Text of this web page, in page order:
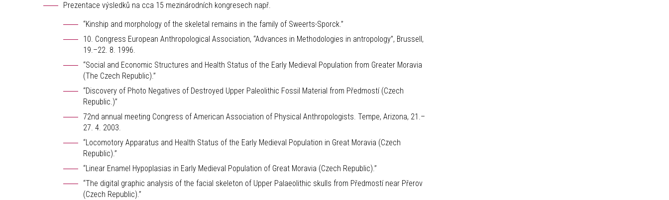
Prezentace výsledků na cca 15 mezinárodních kongresech např.
“Kinship and morphology of the skeletal remains in the family of Sweerts-Sporck.”
10. Congress European Anthropological Association, “Advances in Methodologies in antropology”, Brussell,
19.–22. 8. 1996.
“Social and Economic Structures and Health Status of the Early Medieval Population from Greater Moravia
(The Czech Republic).”
“Discovery of Photo Negatives of Destroyed Upper Paleolithic Fossil Material from Předmostí (Czech
Republic.)”
72nd annual meeting Congress of American Association of Physical Anthropologists. Tempe, Arizona, 21.–
27. 4. 2003.
“Locomotory Apparatus and Health Status of the Early Medieval Population in Great Moravia (Czech
Republic).”
“Linear Enamel Hypoplasias in Early Medieval Population of Great Moravia (Czech Republic).”
“The digital graphic analysis of the facial skeleton of Upper Palaeolithic skulls from Předmostí near Přerov
(Czech Republic).”